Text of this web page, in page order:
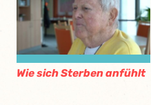
Wie sich Sterben anfühlt